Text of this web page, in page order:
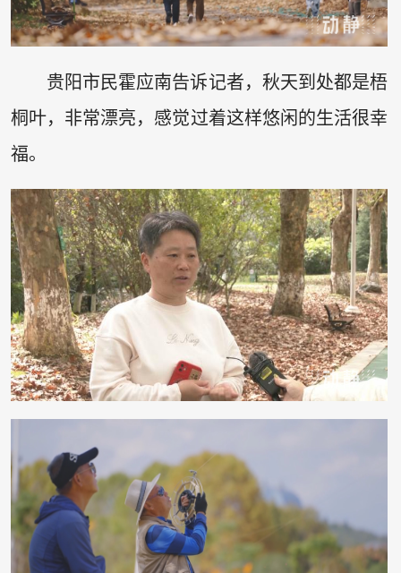
贵阳市民霍应南告诉记者，秋天到处都是梧
桐叶，非常漂亮，感觉过着这样悠闲的生活很幸
福。